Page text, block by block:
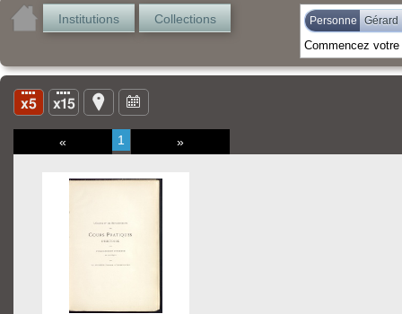
Institutions Collections Personne Gérard
« 1 »